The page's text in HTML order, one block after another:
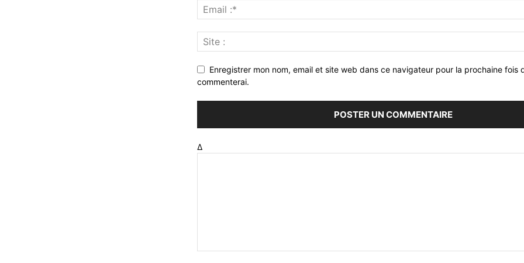
Enregistrer mon nom, email et site web dans ce navigateur pour la prochaine fois
commenterai.
Δ